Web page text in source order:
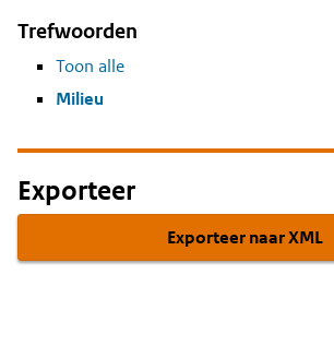
Trefwoorden
Toon alle
Milieu
Exporteer
Exporteer naar XML